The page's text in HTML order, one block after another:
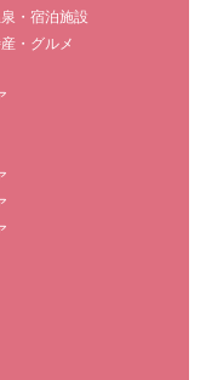
・宿泊施設
・グルメ